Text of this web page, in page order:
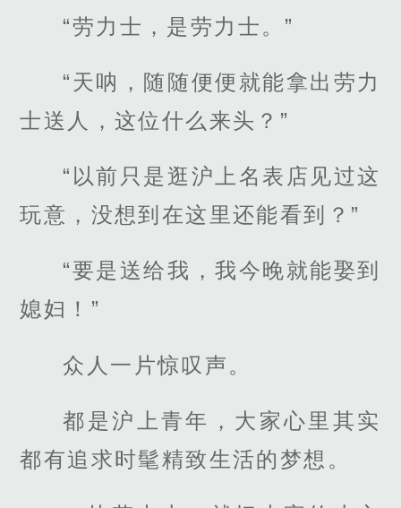
“劳力士，是劳力士。”
“天呐，随随便便就能拿出劳力
士送人，这位什么来头？”
“以前只是逛沪上名表店见过这
玩意，没想到在这里还能看到？”
“要是送给我，我今晚就能娶到
媳妇！”
众人一片惊叹声。
都是沪上青年，大家心里其实
都有追求时髦精致生活的梦想。